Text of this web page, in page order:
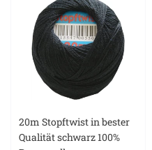
20m Stopftwist in bester
Qualität schwarz 100%